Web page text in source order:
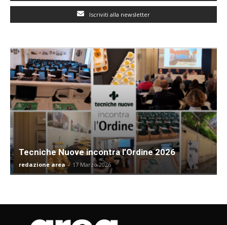
Iscriviti alla newsletter
Tecniche Nuove incontra l’Ordine 2026
redazione area - 17 Marzo 2026